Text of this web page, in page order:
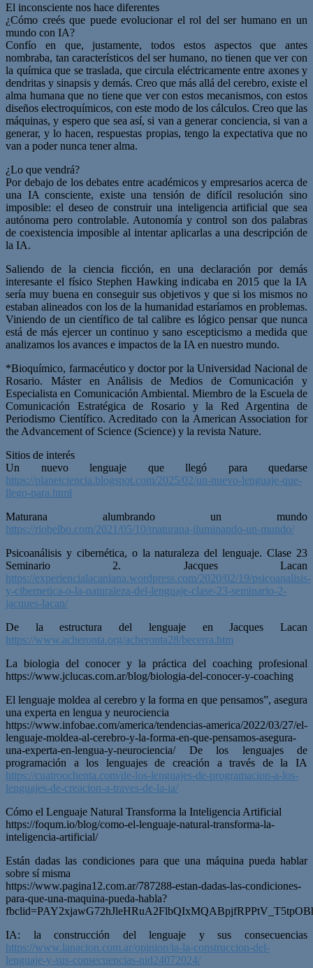
El inconsciente nos hace diferentes
¿Cómo creés que puede evolucionar el rol del ser humano en un
mundo con IA?
Confío en que, justamente, todos estos aspectos que antes
nombraba, tan característicos del ser humano, no tienen que ver con
la química que se traslada, que circula eléctricamente entre axones y
dendritas y sinapsis y demás. Creo que más allá del cerebro, existe el
alma humana que no tiene que ver con estos mecanismos, con estos
diseños electroquímicos, con este modo de los cálculos. Creo que las
máquinas, y espero que sea así, si van a generar conciencia, si van a
generar, y lo hacen, respuestas propias, tengo la expectativa que no
van a poder nunca tener alma.
¿Lo que vendrá?
Por debajo de los debates entre académicos y empresarios acerca de
una IA consciente, existe una tensión de difícil resolución sino
imposible: el deseo de construir una inteligencia artificial que sea
autónoma pero controlable. Autonomía y control son dos palabras
de coexistencia imposible al intentar aplicarlas a una descripción de
la IA.
Saliendo de la ciencia ficción, en una declaración por demás
interesante el físico Stephen Hawking indicaba en 2015 que la IA
sería muy buena en conseguir sus objetivos y que si los mismos no
estaban alineados con los de la humanidad estaríamos en problemas.
Viniendo de un científico de tal calibre es lógico pensar que nunca
está de más ejercer un continuo y sano escepticismo a medida que
analizamos los avances e impactos de la IA en nuestro mundo.
*Bioquímico, farmacéutico y doctor por la Universidad Nacional de
Rosario. Máster en Análisis de Medios de Comunicación y
Especialista en Comunicación Ambiental. Miembro de la Escuela de
Comunicación Estratégica de Rosario y la Red Argentina de
Periodismo Científico. Acreditado con la American Association for
the Advancement of Science (Science) y la revista Nature.
Sitios de interés
Un nuevo lenguaje que llegó para quedarse
https://planetciencia.blogspot.com/2025/02/un-nuevo-lenguaje-que-
llego-para.html
Maturana alumbrando un mundo
https://riobelbo.com/2021/05/10/maturana-iluminando-un-mundo/
Psicoanálisis y cibernética, o la naturaleza del lenguaje. Clase 23
Seminario 2. Jacques Lacan
https://experiencialacaniana.wordpress.com/2020/02/19/psicoanalisis-
y-cibernetica-o-la-naturaleza-del-lenguaje-clase-23-seminario-2-
jacques-lacan/
De la estructura del lenguaje en Jacques Lacan
https://www.acheronta.org/acheronta28/becerra.htm
La biologia del conocer y la práctica del coaching profesional
https://www.jclucas.com.ar/blog/biologia-del-conocer-y-coaching
El lenguaje moldea al cerebro y la forma en que pensamos”, asegura
una experta en lengua y neurociencia
https://www.infobae.com/america/tendencias-america/2022/03/27/el-
lenguaje-moldea-al-cerebro-y-la-forma-en-que-pensamos-asegura-
una-experta-en-lengua-y-neurociencia/ De los lenguajes de
programación a los lenguajes de creación a través de la IA
https://cuatroochenta.com/de-los-lenguajes-de-programacion-a-los-
lenguajes-de-creacion-a-traves-de-la-ia/
Cómo el Lenguaje Natural Transforma la Inteligencia Artificial
https://foqum.io/blog/como-el-lenguaje-natural-transforma-la-
inteligencia-artificial/
Están dadas las condiciones para que una máquina pueda hablar
sobre sí misma
https://www.pagina12.com.ar/787288-estan-dadas-las-condiciones-
para-que-una-maquina-pueda-habla?
IA: la construcción del lenguaje y sus consecuencias
https://www.lanacion.com.ar/opinion/ia-la-construccion-del-
lenguaje-y-sus-consecuencias-nid24072024/